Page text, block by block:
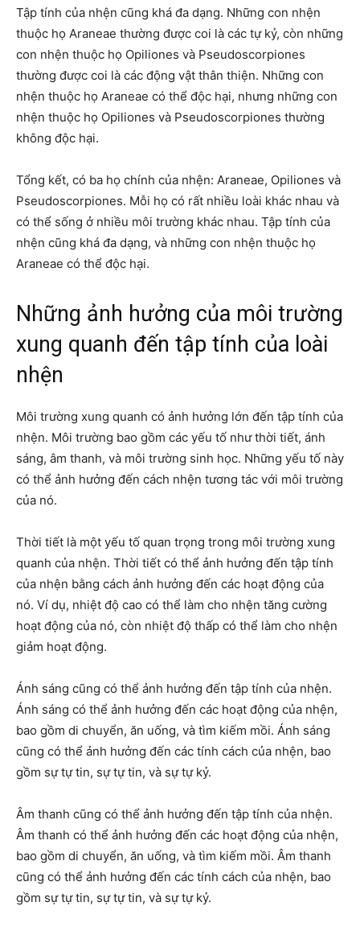
Tập tính của nhện cũng khá đa dạng. Những con nhện
thuộc họ Araneae thường được coi là các tự kỷ, còn những
con nhện thuộc họ Opiliones và Pseudoscorpiones
thường được coi là các động vật thân thiện. Những con
nhện thuộc họ Araneae có thể độc hại, nhưng những con
nhện thuộc họ Opiliones và Pseudoscorpiones thường
không độc hại.
Tổng kết, có ba họ chính của nhện: Araneae, Opiliones và
Pseudoscorpiones. Mỗi họ có rất nhiều loài khác nhau và
có thể sống ở nhiều môi trường khác nhau. Tập tính của
nhện cũng khá đa dạng, và những con nhện thuộc họ
Araneae có thể độc hại.
Những ảnh hưởng của môi trường
xung quanh đến tập tính của loài
nhện
Môi trường xung quanh có ảnh hưởng lớn đến tập tính của
nhện. Môi trường bao gồm các yếu tố như thời tiết, ánh
sáng, âm thanh, và môi trường sinh học. Những yếu tố này
có thể ảnh hưởng đến cách nhện tương tác với môi trường
của nó.
Thời tiết là một yếu tố quan trọng trong môi trường xung
quanh của nhện. Thời tiết có thể ảnh hưởng đến tập tính
của nhện bằng cách ảnh hưởng đến các hoạt động của
nó. Ví dụ, nhiệt độ cao có thể làm cho nhện tăng cường
hoạt động của nó, còn nhiệt độ thấp có thể làm cho nhện
giảm hoạt động.
Ánh sáng cũng có thể ảnh hưởng đến tập tính của nhện.
Ánh sáng có thể ảnh hưởng đến các hoạt động của nhện,
bao gồm di chuyển, ăn uống, và tìm kiếm mồi. Ánh sáng
cũng có thể ảnh hưởng đến các tính cách của nhện, bao
gồm sự tự tin, sự tự tin, và sự tự kỷ.
Âm thanh cũng có thể ảnh hưởng đến tập tính của nhện.
Âm thanh có thể ảnh hưởng đến các hoạt động của nhện,
bao gồm di chuyển, ăn uống, và tìm kiếm mồi. Âm thanh
cũng có thể ảnh hưởng đến các tính cách của nhện, bao
gồm sự tự tin, sự tự tin, và sự tự kỷ.